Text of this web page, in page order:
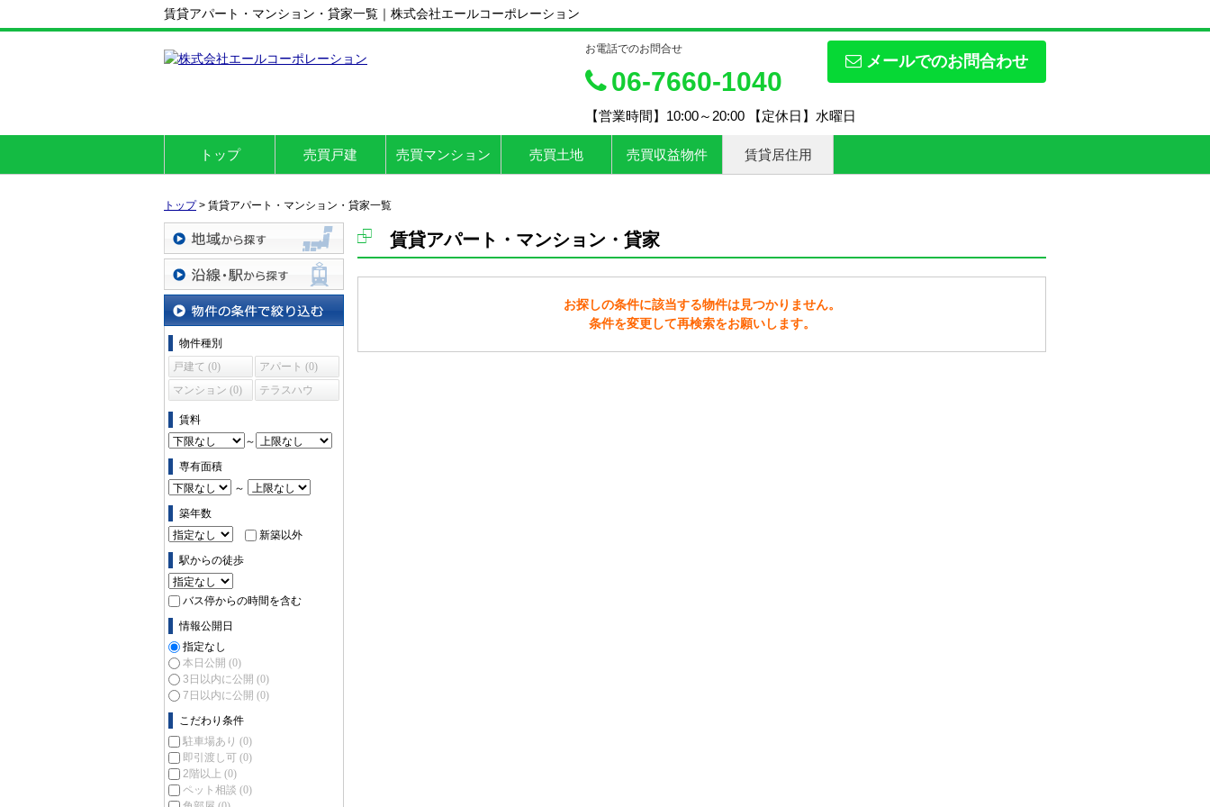
賃貸アパート・マンション・貸家一覧｜株式会社エールコーポレーション
メールでのお問合わせ
お電話でのお問合せ
06-7660-1040
【営業時間】10:00～20:00 【定休日】水曜日
トップ 売買戸建 売買マンション 売買土地 売買収益物件 賃貸居住用
トップ> 賃貸アパート・マンション・貸家一覧
地域から探す
沿線・駅から探す
物件の条件で絞り込む
物件種別
戸建て (0)
アパート (0)
マンション (0)
テラスハウ
賃料
～
専有面積
～
築年数
新築以外
駅からの徒歩
バス停からの時間を含む
情報公開日
指定なし
本日公開 (0)
3日以内に公開 (0)
7日以内に公開 (0)
こだわり条件
駐車場あり (0)
即引渡し可 (0)
2階以上 (0)
ペット相談 (0)
賃貸アパート・マンション・貸家
お探しの条件に該当する物件は見つかりません。
条件を変更して再検索をお願いします。